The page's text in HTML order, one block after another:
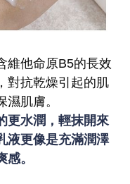
維他命原B5的長效
對抗乾燥引起的肌
肌膚。
更水潤，輕抹開來
液更像是充滿潤澤
爽感。